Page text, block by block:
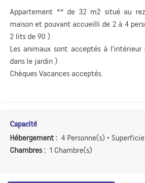
Appartement ** de 32 m2 situé au
maison et pouvant accueilli de 2 à 4
2 lits de 90 ).
Les animaux sont acceptés à
dans le jardin )
Chèques Vacances acceptés.
Capacité
Hébergement : 4 Personne(s) •
Chambres : 1 Chambre(s)